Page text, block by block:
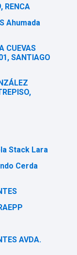
RENCA
Ahumada
CUEVAS
SANTIAGO
Stack Lara
Cerda
AVDA.